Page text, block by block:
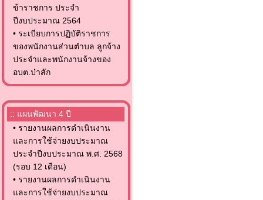
ข้าราชการ ประจำ
ปีงบประมาณ 2564
• ระเบียบการปฏิบัติราชการ
ของพนักงานส่วนตำบล ลูกจ้าง
ประจำและพนักงานจ้างของ
อบต.ป่าสัก
:: แผนพัฒนา 4 ปี
• รายงานผลการดำเนินงาน
และการใช้จ่ายงบประมาณ
ประจำปีงบประมาณ พ.ศ. 2568
(รอบ 12 เดือน)
• รายงานผลการดำเนินงาน
และการใช้จ่ายงบประมาณ